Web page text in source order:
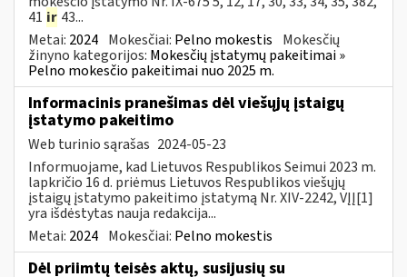
41 ir 43...
Metai: 2024 Mokesčiai: Pelno mokestis Mokesčių
žinyno kategorijos: Mokesčių įstatymų pakeitimai »
Pelno mokesčio pakeitimai nuo 2025 m.
Informacinis pranešimas dėl viešųjų įstaigų
įstatymo pakeitimo
Web turinio sąrašas 2024-05-23
Informuojame, kad Lietuvos Respublikos Seimui 2023 m.
lapkričio 16 d. priėmus Lietuvos Respublikos viešųjų
įstaigų įstatymo pakeitimo įstatymą Nr. XIV-2242, VĮĮ[1]
yra išdėstytas nauja redakcija...
Metai: 2024 Mokesčiai: Pelno mokestis
Dėl priimtų teisės aktų, susijusių su